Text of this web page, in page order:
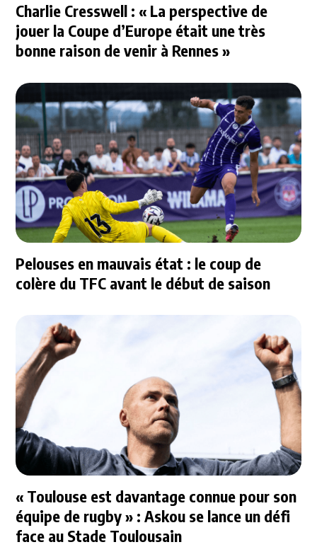
Charlie Cresswell : « La perspective de
jouer la Coupe d’Europe était une très
bonne raison de venir à Rennes »
Pelouses en mauvais état : le coup de
colère du TFC avant le début de saison
« Toulouse est davantage connue pour son
équipe de rugby » : Askou se lance un défi
face au Stade Toulousain